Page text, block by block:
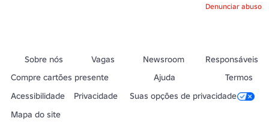
Denunciar abuso
Sobre nós Vagas Newsroom
Responsáveis
Compre cartões presente
Ajuda
Termos
Acessibilidade
Privacidade
Suas opções de privacidade
Mapa do site